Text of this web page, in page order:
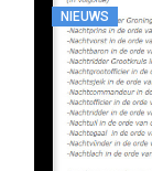
NIEUWS